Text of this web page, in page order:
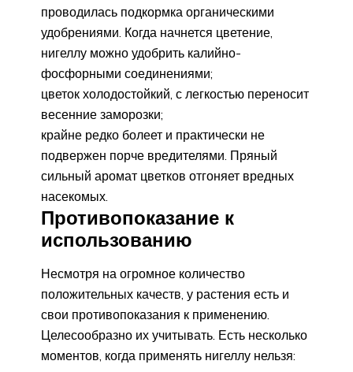
проводилась подкормка органическими
удобрениями. Когда начнется цветение,
нигеллу можно удобрить калийно-
фосфорными соединениями;
цветок холодостойкий, с легкостью переносит
весенние заморозки;
крайне редко болеет и практически не
подвержен порче вредителями. Пряный
сильный аромат цветков отгоняет вредных
насекомых.
Противопоказание к
использованию
Несмотря на огромное количество
положительных качеств, у растения есть и
свои противопоказания к применению.
Целесообразно их учитывать. Есть несколько
моментов, когда применять нигеллу нельзя: